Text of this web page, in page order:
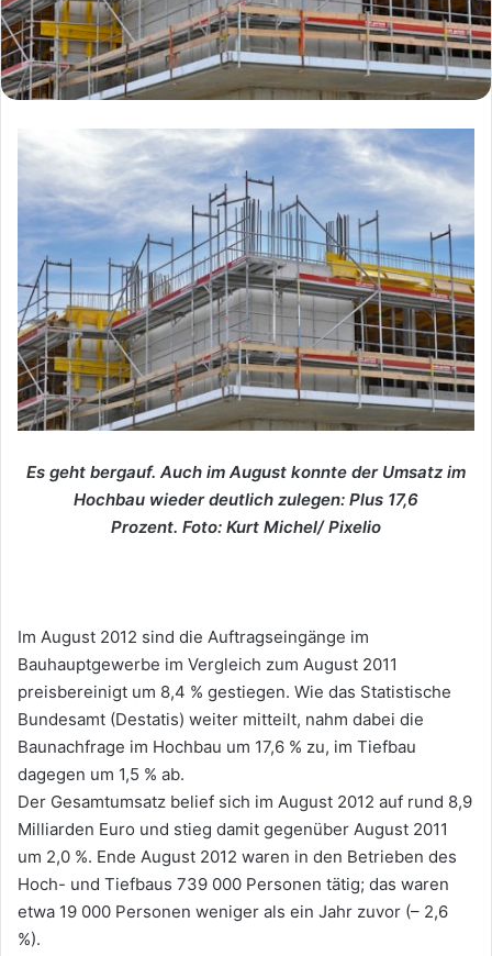
Es geht bergauf. Auch im August konnte der Umsatz im
Hochbau wieder deutlich zulegen: Plus 17,6
Prozent. Foto: Kurt Michel/ Pixelio
Im August 2012 sind die Auftragseingänge im
Bauhauptgewerbe im Vergleich zum August 2011
preisbereinigt um 8,4 % gestiegen. Wie das Statistische
Bundesamt (Destatis) weiter mitteilt, nahm dabei die
Baunachfrage im Hochbau um 17,6 % zu, im Tiefbau
dagegen um 1,5 % ab.
Der Gesamtumsatz belief sich im August 2012 auf rund 8,9
Milliarden Euro und stieg damit gegenüber August 2011
um 2,0 %. Ende August 2012 waren in den Betrieben des
Hoch- und Tiefbaus 739 000 Personen tätig; das waren
etwa 19 000 Personen weniger als ein Jahr zuvor (– 2,6
%).